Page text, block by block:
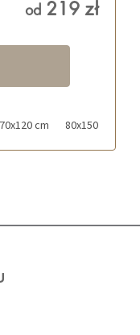
od 219 zł
70x120 cm 80x150 cm